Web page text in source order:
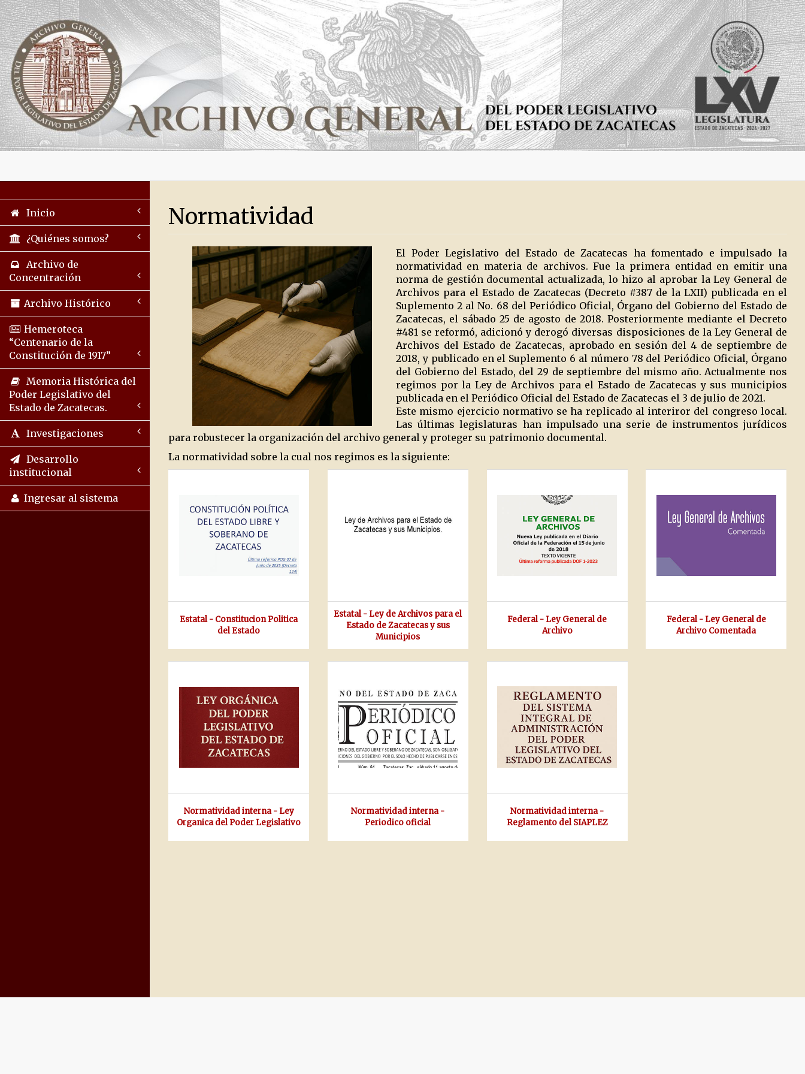
Inicio
¿Quiénes somos?
Archivo de
Concentración
Archivo Histórico
Hemeroteca
“Centenario de la
Constitución de 1917”
Memoria Histórica del
Poder Legislativo del
Estado de Zacatecas.
Investigaciones
Desarrollo
institucional
Ingresar al sistema
Normatividad
El Poder Legislativo del Estado de Zacatecas ha fomentado e impulsado la
normatividad en materia de archivos. Fue la primera entidad en emitir una
norma de gestión documental actualizada, lo hizo al aprobar la Ley General de
Archivos para el Estado de Zacatecas (Decreto #387 de la LXII) publicada en el
Suplemento 2 al No. 68 del Periódico Oficial, Órgano del Gobierno del Estado de
Zacatecas, el sábado 25 de agosto de 2018. Posteriormente mediante el Decreto
#481 se reformó, adicionó y derogó diversas disposiciones de la Ley General de
Archivos del Estado de Zacatecas, aprobado en sesión del 4 de septiembre de
2018, y publicado en el Suplemento 6 al número 78 del Periódico Oficial, Órgano
del Gobierno del Estado, del 29 de septiembre del mismo año. Actualmente nos
regimos por la Ley de Archivos para el Estado de Zacatecas y sus municipios
publicada en el Periódico Oficial del Estado de Zacatecas el 3 de julio de 2021.
Este mismo ejercicio normativo se ha replicado al interiror del congreso local.
Las últimas legislaturas han impulsado una serie de instrumentos jurídicos
para robustecer la organización del archivo general y proteger su patrimonio documental.
La normatividad sobre la cual nos regimos es la siguiente:
Estatal - Constitucion Politica
del Estado
Estatal - Ley de Archivos para el
Estado de Zacatecas y sus
Municipios
Federal - Ley General de
Archivo
Federal - Ley General de
Archivo Comentada
Normatividad interna - Ley
Organica del Poder Legislativo
Normatividad interna -
Periodico oficial
Normatividad interna -
Reglamento del SIAPLEZ